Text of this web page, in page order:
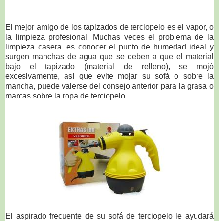
El mejor amigo de los tapizados de terciopelo es el vapor, o
la limpieza profesional. Muchas veces el problema de la
limpieza casera, es conocer el punto de humedad ideal y
surgen manchas de agua que se deben a que el material
bajo el tapizado (material de relleno), se mojó
excesivamente, así que evite mojar su sofá o sobre la
mancha, puede valerse del consejo anterior para la grasa o
marcas sobre la ropa de terciopelo.
El aspirado frecuente de su sofá de terciopelo le ayudará